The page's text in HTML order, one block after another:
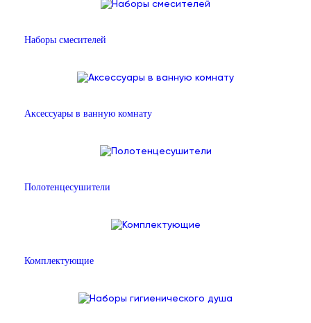
Наборы смесителей
Аксессуары в ванную комнату
Полотенцесушители
Комплектующие